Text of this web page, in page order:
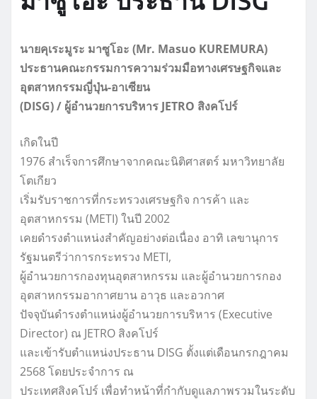
นายคุเระมูระ มาซูโอะ (Mr. Masuo KUREMURA)
ประธานคณะกรรมการความร่วมมือทางเศรษฐกิจและ
อุตสาหกรรมญี่ปุ่น-อาเซียน
(DISG) / ผู้อำนวยการบริหาร JETRO สิงคโปร์
เกิดในปี
1976 สำเร็จการศึกษาจากคณะนิติศาสตร์ มหาวิทยาลัย
โตเกียว
เริ่มรับราชการที่กระทรวงเศรษฐกิจ การค้า และ
อุตสาหกรรม (METI) ในปี 2002
เคยดำรงตำแหน่งสำคัญอย่างต่อเนื่อง อาทิ เลขานุการ
รัฐมนตรีว่าการกระทรวง METI,
ผู้อำนวยการกองทุนอุตสาหกรรม และผู้อำนวยการกอง
อุตสาหกรรมอากาศยาน อาวุธ และอวกาศ
ปัจจุบันดำรงตำแหน่งผู้อำนวยการบริหาร (Executive
Director) ณ JETRO สิงคโปร์
และเข้ารับตำแหน่งประธาน DISG ตั้งแต่เดือนกรกฎาคม
2568 โดยประจำการ ณ
ประเทศสิงคโปร์ เพื่อทำหน้าที่กำกับดูแลภาพรวมในระดับ